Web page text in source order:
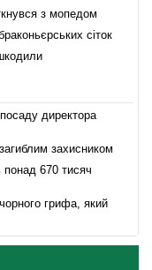
з мопедом
сіток
директора
захисником
понад 670 тисяч
грифа, який